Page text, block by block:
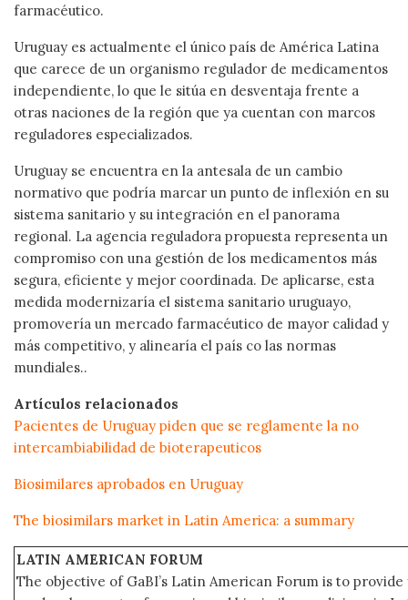
farmacéutico.
Uruguay es actualmente el único país de América Latina
que carece de un organismo regulador de medicamentos
independiente, lo que le sitúa en desventaja frente a
otras naciones de la región que ya cuentan con marcos
reguladores especializados.
Uruguay se encuentra en la antesala de un cambio
normativo que podría marcar un punto de inflexión en su
sistema sanitario y su integración en el panorama
regional. La agencia reguladora propuesta representa un
compromiso con una gestión de los medicamentos más
segura, eficiente y mejor coordinada. De aplicarse, esta
medida modernizaría el sistema sanitario uruguayo,
promovería un mercado farmacéutico de mayor calidad y
más competitivo, y alinearía el país co las normas
mundiales..
Artículos relacionados
Pacientes de Uruguay piden que se reglamente la no
intercambiabilidad de bioterapeuticos
Biosimilares aprobados en Uruguay
The biosimilars market in Latin America: a summary
LATIN AMERICAN FORUM
The objective of GaBI’s Latin American Forum is to